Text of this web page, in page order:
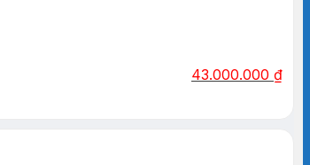
43.000.000 ₫